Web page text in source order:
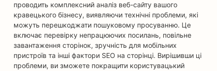
проводить комплексний аналіз веб-сайту вашого
кравецького бізнесу, виявляючи технічні проблеми, які
можуть перешкоджати пошуковому просуванню. Це
включає перевірку непрацюючих посилань, повільне
завантаження сторінок, зручність для мобільних
пристроїв та інші фактори SEO на сторінці. Вирішивши ці
проблеми, ви зможете покращити користувацький